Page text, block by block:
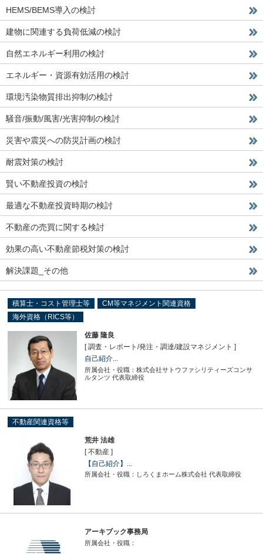
HEMS/BEMS導入の検討
建物に関連する負荷低減の検討
自然エネルギー利用の検討
エネルギー・資源有効活用の検討
環境汚染物質排出抑制の検討
騒音/振動/風害/光害抑制の検討
災害や震災への防災計画の検討
耐震対策の検討
賢い不動産投資の検討
最適な不動産投資時期の検討
不動産の売買に関する検討
効果の高い不動産節税対策の検討
解決課題_その他
積算士・コスト管理士等
CM等マネジメント関連資格
海外資格（RICS等）
佐藤 隆良
[ 調査・レポート /発注・調達/建設マネジメント ]
自己紹介...
所属会社・役職：株式会社サトウファシリティーズコンサ
ルタンツ 代表取締役
不動産関連資格等
荒井 法雄
[ 不動産 ]
【自己紹介】...
所属会社・役職：しろくまホーム株式会社 代表取締役
アーキブック事務局
所属会社・役職：